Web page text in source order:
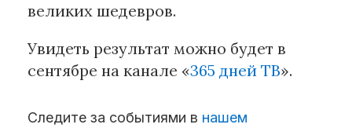
великих шедевров.
Увидеть результат можно будет в
сентябре на канале «365 дней ТВ».
Следите за событиями в нашем